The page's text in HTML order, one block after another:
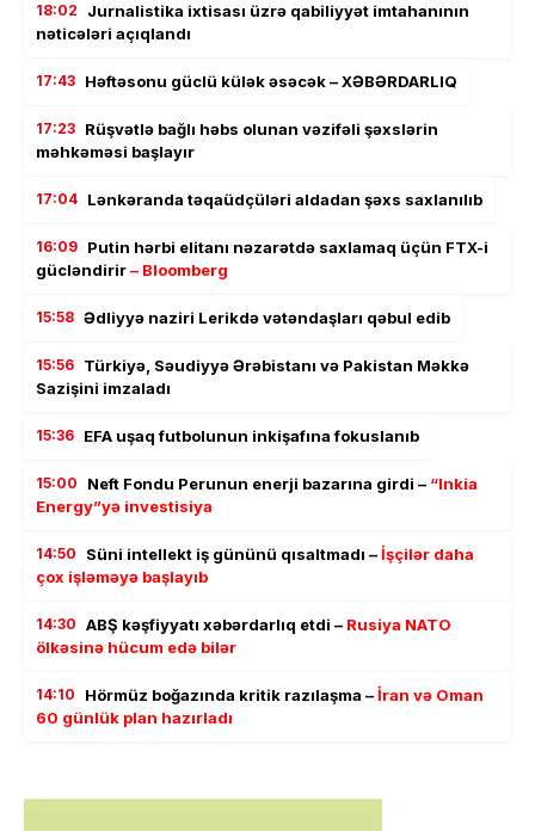
18:02
Jurnalistika ixtisası üzrə qabiliyyət imtahanının
nəticələri açıqlandı
17:43 Həftəsonu güclü külək əsəcək – XƏBƏRDARLIQ
17:23 Rüşvətlə bağlı həbs olunan vəzifəli şəxslərin
məhkəməsi başlayır
17:04 Lənkəranda təqaüdçüləri aldadan şəxs saxlanılıb
16:09 Putin hərbi elitanı nəzarətdə saxlamaq üçün FTX-i
gücləndirir– Bloomberg
15:58 Ədliyyə naziri Lerikdə vətəndaşları qəbul edib
15:56 Türkiyə, Səudiyyə Ərəbistanı və Pakistan Məkkə
Sazişini imzaladı
15:36 EFA uşaq futbolunun inkişafına fokuslanıb
15:00 Neft Fondu Perunun enerji bazarına girdi – “Inkia
Energy”yə investisiya
14:50 Süni intellekt iş gününü qısaltmadı –İşçilər daha
çox işləməyə başlayıb
14:30 ABŞ kəşfiyyatı xəbərdarlıq etdi – Rusiya NATO
ölkəsinə hücum edə bilər
14:10 Hörmüz boğazında kritik razılaşma –İran və Oman
60 günlük plan hazırladı